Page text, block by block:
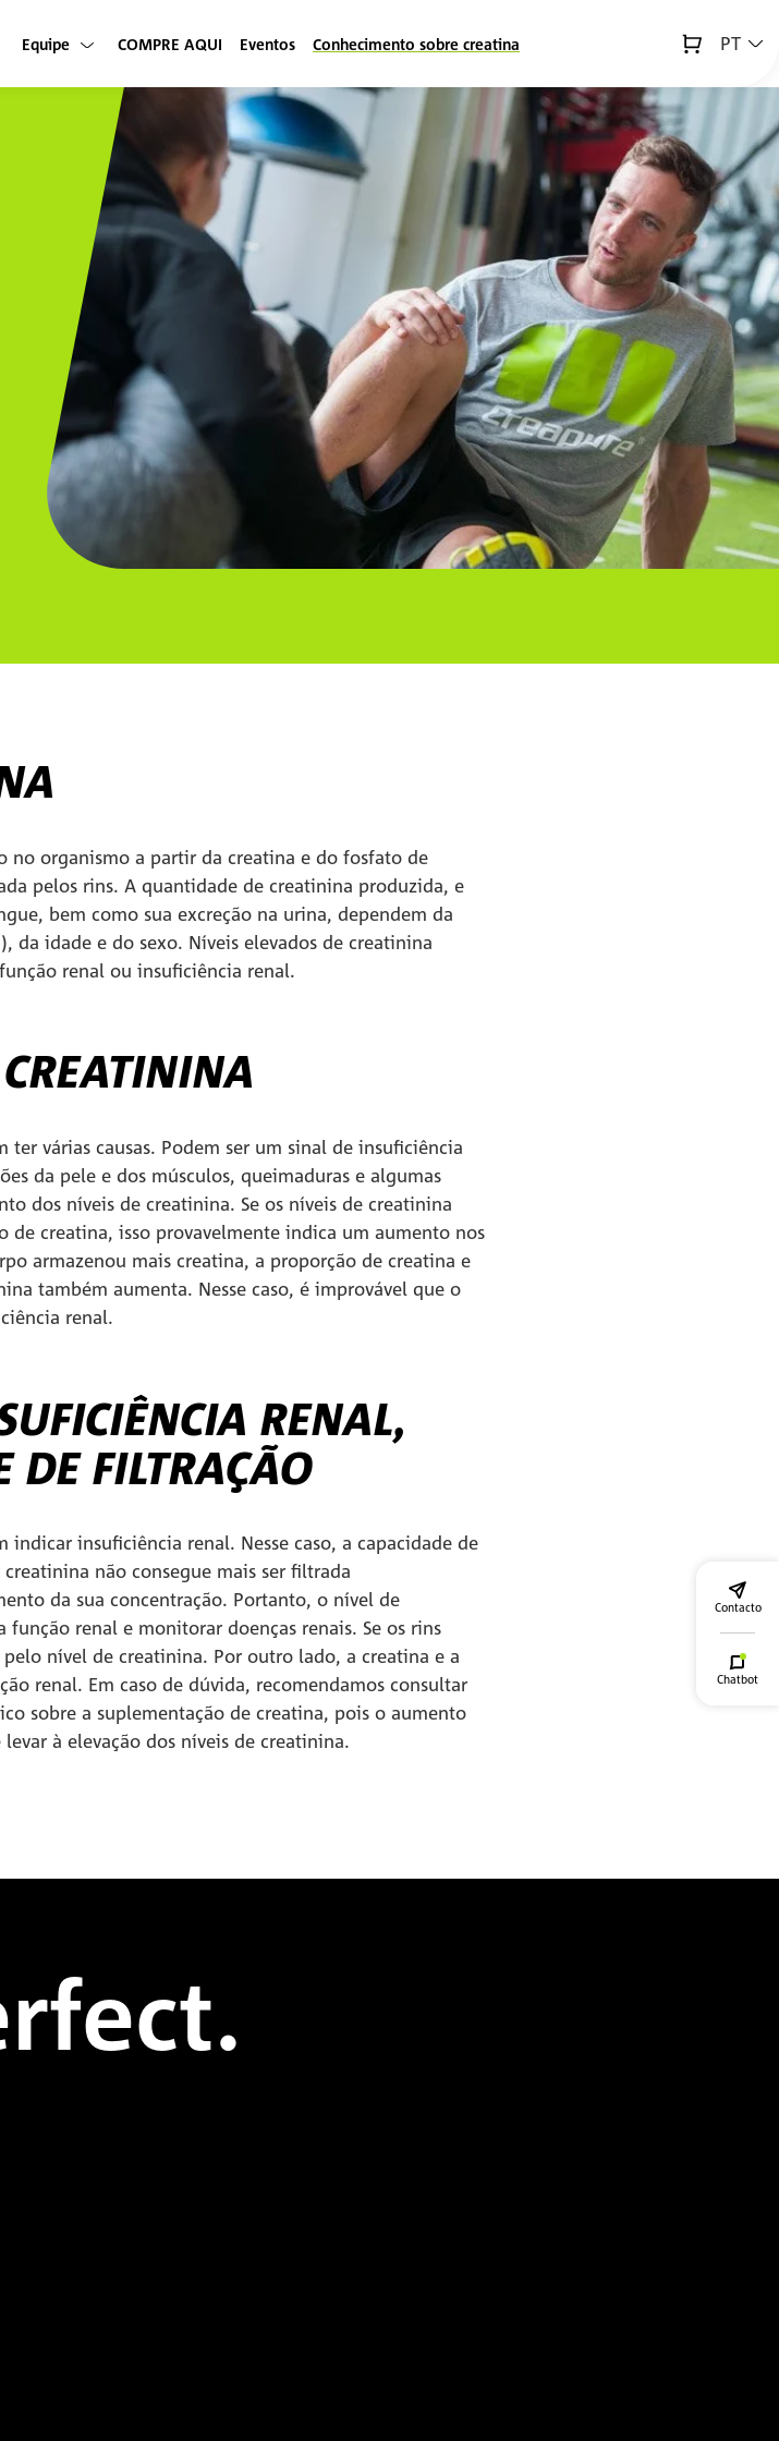
Equipe COMPRE AQUI Eventos Conhecimento sobre creatina PT
organismo a partir da creatina e do fosfato de
pelos rins. A quantidade de creatinina produzida, e
bem como sua excreção na urina, dependem da
da idade e do sexo. Níveis elevados de creatinina
renal ou insuficiência renal.
várias causas. Podem ser um sinal de insuficiência
da pele e dos músculos, queimaduras e algumas
dos níveis de creatinina. Se os níveis de creatinina
de creatina, isso provavelmente indica um aumento nos
armazenou mais creatina, a proporção de creatina e
também aumenta. Nesse caso, é improvável que o
renal.
RENAL,
DE FILTRAÇÃO
insuficiência renal. Nesse caso, a capacidade de
não consegue mais ser filtrada
da sua concentração. Portanto, o nível de
renal e monitorar doenças renais. Se os rins
nível de creatinina. Por outro lado, a creatina e a
renal. Em caso de dúvida, recomendamos consultar
sobre a suplementação de creatina, pois o aumento
à elevação dos níveis de creatinina.
Contacto
Chatbot